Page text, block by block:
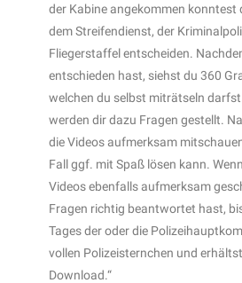
der Kabine angekommen konntest
dem Streifendienst, der
Fliegerstaffel entscheiden.
entschieden hast, siehst du 360
welchen du selbst miträtseln
werden dir dazu Fragen gestellt.
die Videos aufmerksam
Fall ggf. mit Spaß lösen kann.
Videos ebenfalls aufmerksam
Fragen richtig beantwortet hast,
Tages der oder die
vollen Polizeisternchen und
Download.“